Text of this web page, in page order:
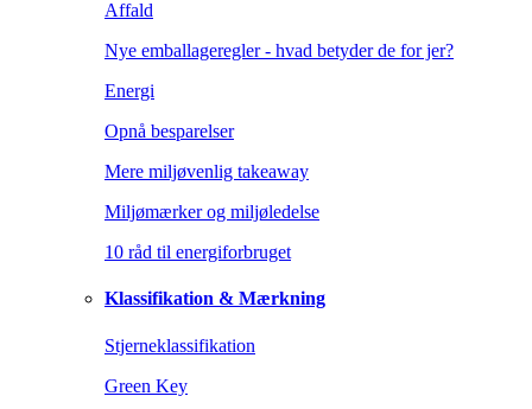
Affald
Nye emballageregler - hvad betyder de for jer?
Energi
Opnå besparelser
Mere miljøvenlig takeaway
Miljømærker og miljøledelse
10 råd til energiforbruget
Klassifikation & Mærkning
Stjerneklassifikation
Green Key